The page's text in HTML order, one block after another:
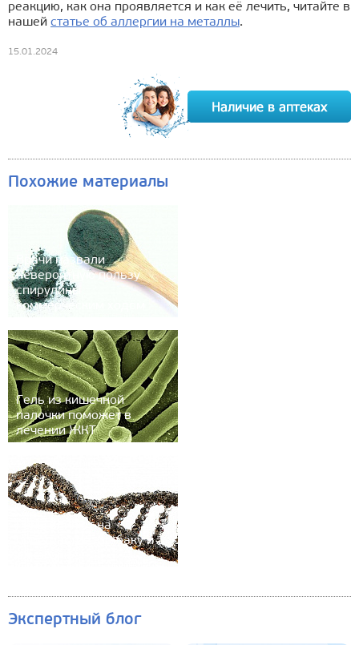
реакцию, как она проявляется и как её лечить, читайте в
нашей статье об аллергии на металлы.
15.01.2024
Похожие материалы
Врачи назвали
невероятную пользу
спирулины
коммерческим ходом
Гель из кишечной
палочки поможет в
лечении ЖКТ
Гены влияют на
пристрастие к табаку и
Экспертный блог